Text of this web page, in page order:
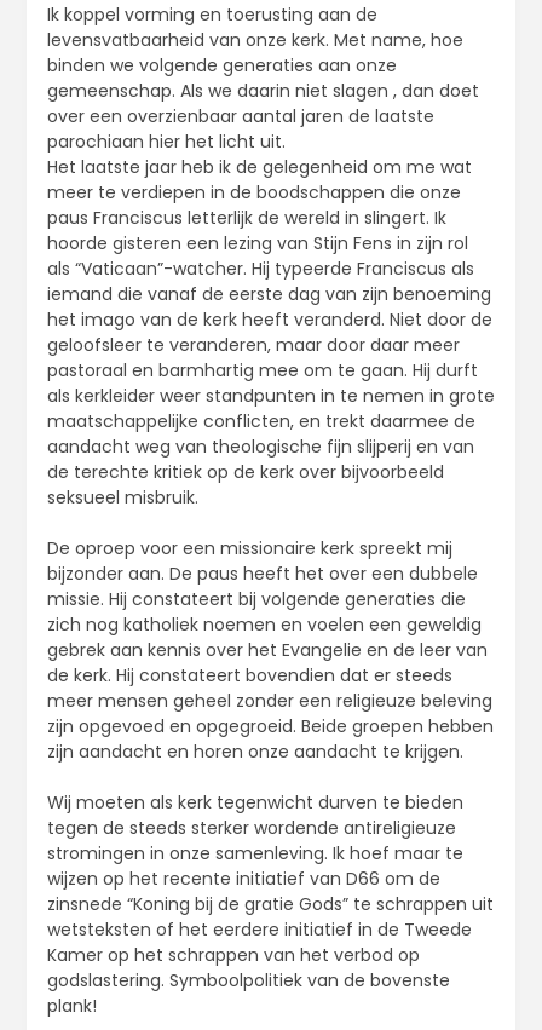
Ik koppel vorming en toerusting aan de
levensvatbaarheid van onze kerk. Met name, hoe
binden we volgende generaties aan onze
gemeenschap. Als we daarin niet slagen , dan doet
over een overzienbaar aantal jaren de laatste
parochiaan hier het licht uit.
Het laatste jaar heb ik de gelegenheid om me wat
meer te verdiepen in de boodschappen die onze
paus Franciscus letterlijk de wereld in slingert. Ik
hoorde gisteren een lezing van Stijn Fens in zijn rol
als “Vaticaan”-watcher. Hij typeerde Franciscus als
iemand die vanaf de eerste dag van zijn benoeming
het imago van de kerk heeft veranderd. Niet door de
geloofsleer te veranderen, maar door daar meer
pastoraal en barmhartig mee om te gaan. Hij durft
als kerkleider weer standpunten in te nemen in grote
maatschappelijke conflicten, en trekt daarmee de
aandacht weg van theologische fijn slijperij en van
de terechte kritiek op de kerk over bijvoorbeeld
seksueel misbruik.
De oproep voor een missionaire kerk spreekt mij
bijzonder aan. De paus heeft het over een dubbele
missie. Hij constateert bij volgende generaties die
zich nog katholiek noemen en voelen een geweldig
gebrek aan kennis over het Evangelie en de leer van
de kerk. Hij constateert bovendien dat er steeds
meer mensen geheel zonder een religieuze beleving
zijn opgevoed en opgegroeid. Beide groepen hebben
zijn aandacht en horen onze aandacht te krijgen.
Wij moeten als kerk tegenwicht durven te bieden
tegen de steeds sterker wordende antireligieuze
stromingen in onze samenleving. Ik hoef maar te
wijzen op het recente initiatief van D66 om de
zinsnede “Koning bij de gratie Gods” te schrappen uit
wetsteksten of het eerdere initiatief in de Tweede
Kamer op het schrappen van het verbod op
godslastering. Symboolpolitiek van de bovenste
plank!